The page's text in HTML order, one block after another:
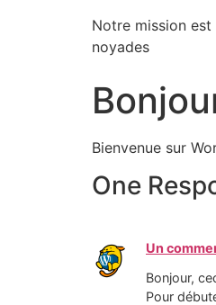
Notre mission
noyades
Bienvenue sur
One
Un
Bonjour,
Pour